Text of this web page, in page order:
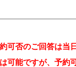
可否のご回答は当
可能ですが、予約